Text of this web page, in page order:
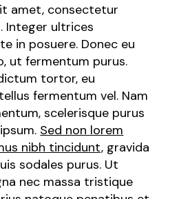
amet, consectetur
Integer ultrices
in posuere. Donec eu
ut fermentum purus.
tortor, eu
fermentum vel. Nam
scelerisque purus
Sed non lorem
nibh tincidunt, gravida
sodales purus. Ut
nec massa tristique